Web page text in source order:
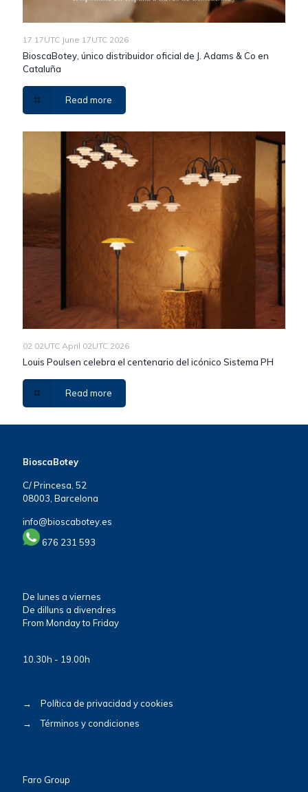
17 17UTC June 17UTC 2026
BioscaBotey, único distribuidor oficial de J. Adams & Co en
Cataluña
Read more
02 02UTC April 02UTC 2026
Louis Poulsen celebra el centenario del icónico Sistema PH
Read more
BioscaBotey
C/ Princesa, 52
08003, Barcelona
info@bioscabotey.es
676 231 593
De lunes a viernes
De dilluns a divendres
From Monday to Friday
10.30h - 19.00h
→
Política de privacidad y cookies
→
Términos y condiciones
Faro Group